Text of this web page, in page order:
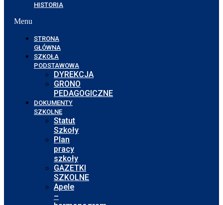
HISTORIA
Menu
STRONA
GŁÓWNA
SZKOŁA
PODSTAWOWA
DYREKCJA
GRONO
PEDAGOGICZNE
DOKUMENTY
SZKOLNE
Statut
Szkoły
Plan
pracy
szkoły
GAZETKI
SZKOLNE
Apele
–